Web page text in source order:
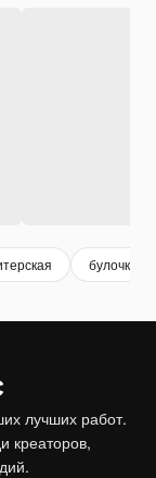
булочки
лучших работ.
креаторов,